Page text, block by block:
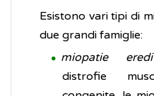
Esistono vari tipi di
due grandi famiglie:
miopatie
distrofie